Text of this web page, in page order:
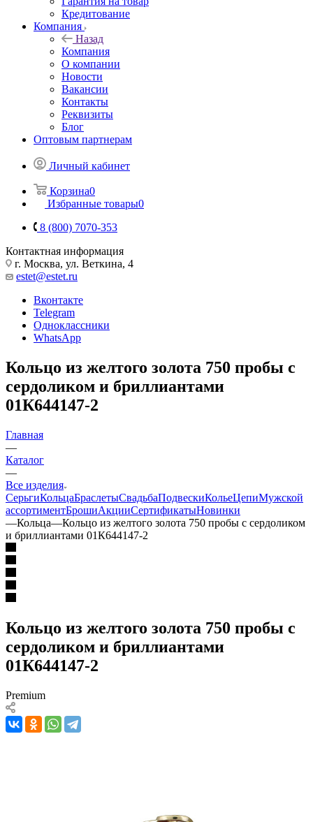
Кредитование
Компания
Назад
Компания
О компании
Новости
Вакансии
Контакты
Реквизиты
Блог
Оптовым партнерам
Личный кабинет
Корзина0
Избранные товары0
8 (800) 7070-353
Контактная информация
г. Москва, ул. Веткина, 4
estet@estet.ru
Вконтакте
Telegram
Одноклассники
WhatsApp
Кольцо из желтого золота 750 пробы с
сердоликом и бриллиантами
01К644147-2
Главная
—
Каталог
—
Все изделия
СерьгиКольцаБраслетыСвадьбаПодвескиКольеЦепиМужской
ассортиментБрошиАкцииСертификатыНовинки
—Кольца—Кольцо из желтого золота 750 пробы с сердоликом
и бриллиантами 01К644147-2
Кольцо из желтого золота 750 пробы с
сердоликом и бриллиантами
01К644147-2
Premium